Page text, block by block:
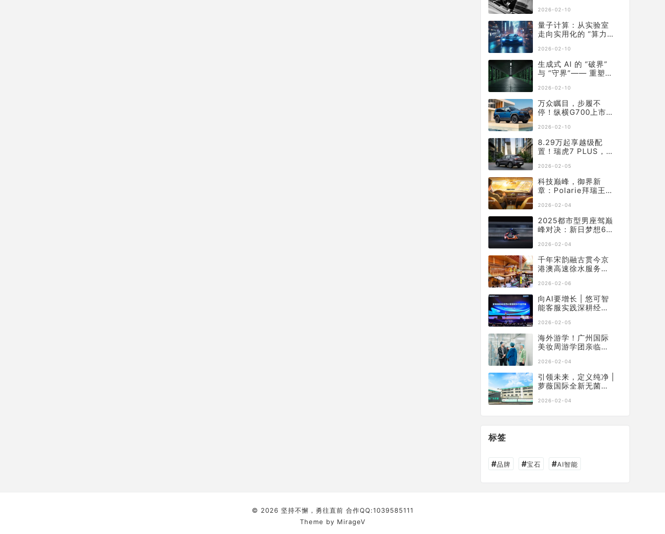
2026-02-10
量子计算：从实验室
走向实用化的 “算力
2026-02-10
生成式 AI 的 “破界”
与 “守界”—— 重塑产
2026-02-10
万众瞩目，步履不
停！纵横G700上市百
辆！
2026-02-10
8.29万起享越级配
置！瑞虎7 PLUS，让
2026-02-05
科技巅峰，御界新
章：Polarie拜瑞王者
膜行业标准
2026-02-04
2025都市型男座驾巅
峰对决：新日梦想6何
2026-02-04
千年宋韵融古贯今京
港澳高速徐水服务区
2026-02-06
向AI要增长 | 悠可智
能客服实践深耕经
2026-02-05
海外游学！广州国际
美妆周游学团亲临萝
溯源“中国智造”
2026-02-04
引领未来，定义纯净 |
萝薇国际全新无菌制
幕，构建大健康产业
2026-02-04
标签
#品牌 #宝石 #AI智能
© 2026 坚持不懈，勇往直前 合作QQ:1039585111
Theme by MirageV